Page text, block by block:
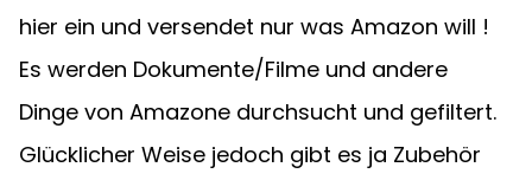
hier ein und versendet nur was Amazon will !
Es werden Dokumente/Filme und andere
Dinge von Amazone durchsucht und gefiltert.
Glücklicher Weise jedoch gibt es ja Zubehör